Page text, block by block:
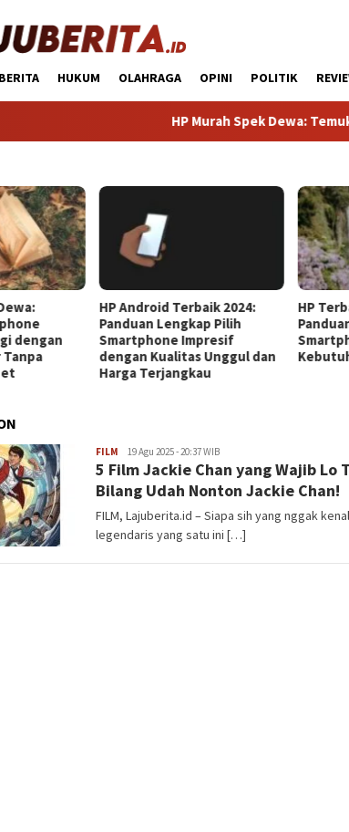
BERITA HUKUM OLAHRAGA OPINI POLITIK
HP Murah Spek Dewa: Temukan
2024:
Pilih
dan
HP Terbaik di Kelasnya:
Panduan Lengkap Memilih
Smartphone Premium untuk
Kebutuhan Sehari‑hari Anda
HP
Pilihan
FILM Lajuberita.id
19 Agu 2025 - 20:37 WIB
5 Film Jackie Chan yang Wajib Lo
Bilang Udah Nonton Jackie Chan!
FILM, Lajuberita.id – ​Siapa sih yang nggak
legendaris yang satu ini […]